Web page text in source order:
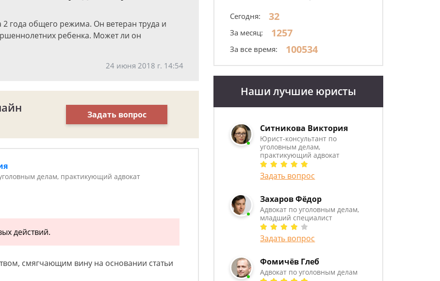
года общего режима. Он ветеран труда и
ребенка. Может ли он
24 июня 2018 г. 14:54
Задать вопрос
делам, практикующий адвокат
действий.
смягчающим вину на основании статьи
Сегодня: 32
За месяц: 1257
За все время: 100534
Наши лучшие юристы
Ситникова Виктория
Юрист-консультант по
уголовным делам,
практикующий адвокат
Задать вопрос
Захаров Фёдор
Адвокат по уголовным делам,
младший специалист
Задать вопрос
Фомичёв Глеб
Адвокат по уголовным делам